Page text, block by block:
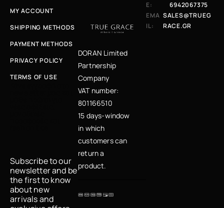
MY ACCOUNT
SHIPPING METHODS
PAYMENT METHODS
PRIVACY POLICY
TERMS OF USE
Subscribe to our
newsletter and be
the first to know
about new
arrivals and
DORAN Limited
Partnership
Company
VAT number:
801166510
15 days-window
in which
customers can
return a
product.
E:
6942067375
EMA
IL:
SALES@TRUEG
RACE.GR